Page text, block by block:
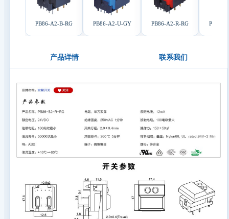
PB86-A2-B-RG PB86-A2-U-GY PB86-A2-R-RG PB86-
产品详情 联系我们